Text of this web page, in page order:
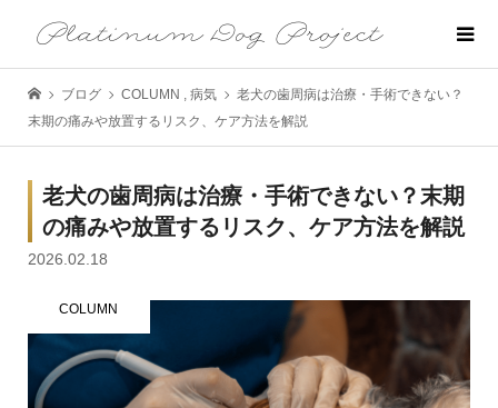
ブログ COLUMN , 病気
老犬の歯周病は治療・手術できない？
末期の痛みや放置するリスク、ケア方法を解説
老犬の歯周病は治療・手術できない？末期
の痛みや放置するリスク、ケア方法を解説
2026.02.18
COLUMN